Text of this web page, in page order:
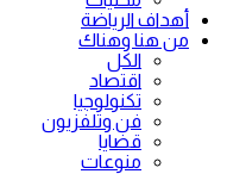
أهداف الرياضة
من هنا وهناك
الكل
اقتصاد
تكنولوجيا
فن وتلفزيون
قضايا
منوعات